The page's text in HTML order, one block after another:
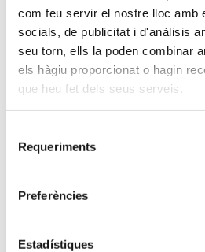
com feu servir el nostre lloc amb
socials, de publicitat i d'anàlisis
seu torn, ells la poden combinar
els hàgiu proporcionat o hagin
que heu fet dels seus serveis.
Requeriments
Preferències
Estadístiques
provisional
–
Publiquem l’oferta inicial de
2025-26
En aquesta pàgina anirem afegint la
procés de preinscripció i matrícula.